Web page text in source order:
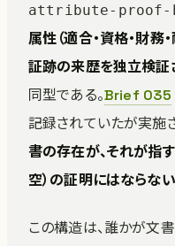
attribute-proof-
属性（適合・資格・財務
証跡の来歴を独立検証
同型である。Brief 035
記録されていたが実施
書の存在が、それが指
空）の証明にはならない
この構造は、誰かが文